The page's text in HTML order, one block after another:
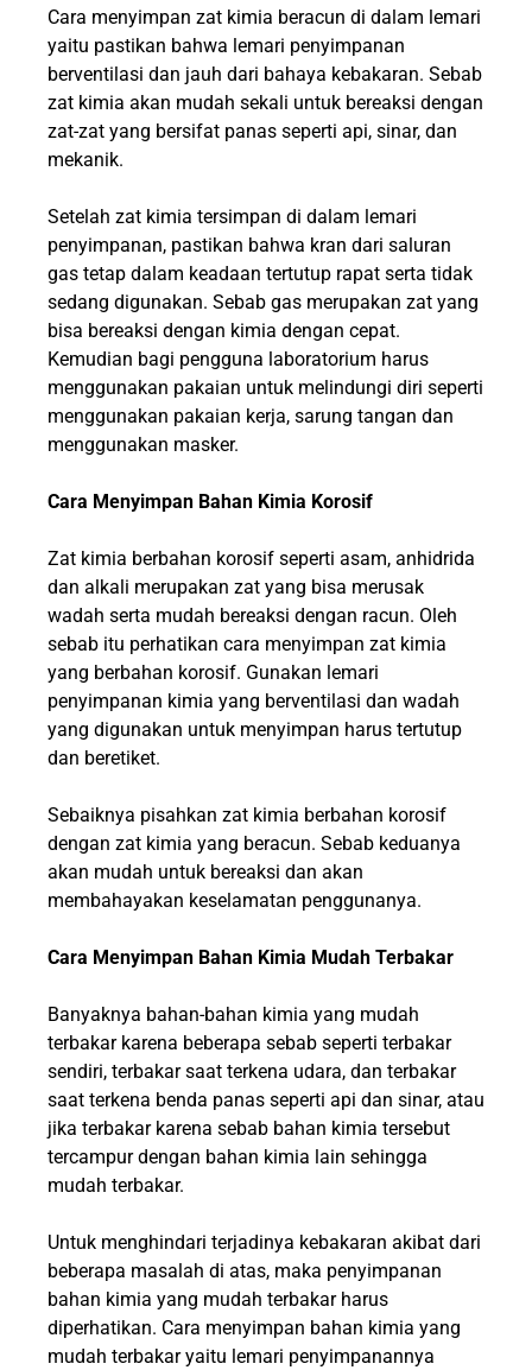
Cara menyimpan zat kimia beracun di dalam lemari
yaitu pastikan bahwa lemari penyimpanan
berventilasi dan jauh dari bahaya kebakaran. Sebab
zat kimia akan mudah sekali untuk bereaksi dengan
zat-zat yang bersifat panas seperti api, sinar, dan
mekanik.
Setelah zat kimia tersimpan di dalam lemari
penyimpanan, pastikan bahwa kran dari saluran
gas tetap dalam keadaan tertutup rapat serta tidak
sedang digunakan. Sebab gas merupakan zat yang
bisa bereaksi dengan kimia dengan cepat.
Kemudian bagi pengguna laboratorium harus
menggunakan pakaian untuk melindungi diri seperti
menggunakan pakaian kerja, sarung tangan dan
menggunakan masker.
Cara Menyimpan Bahan Kimia Korosif
Zat kimia berbahan korosif seperti asam, anhidrida
dan alkali merupakan zat yang bisa merusak
wadah serta mudah bereaksi dengan racun. Oleh
sebab itu perhatikan cara menyimpan zat kimia
yang berbahan korosif. Gunakan lemari
penyimpanan kimia yang berventilasi dan wadah
yang digunakan untuk menyimpan harus tertutup
dan beretiket.
Sebaiknya pisahkan zat kimia berbahan korosif
dengan zat kimia yang beracun. Sebab keduanya
akan mudah untuk bereaksi dan akan
membahayakan keselamatan penggunanya.
Cara Menyimpan Bahan Kimia Mudah Terbakar
Banyaknya bahan-bahan kimia yang mudah
terbakar karena beberapa sebab seperti terbakar
sendiri, terbakar saat terkena udara, dan terbakar
saat terkena benda panas seperti api dan sinar, atau
jika terbakar karena sebab bahan kimia tersebut
tercampur dengan bahan kimia lain sehingga
mudah terbakar.
Untuk menghindari terjadinya kebakaran akibat dari
beberapa masalah di atas, maka penyimpanan
bahan kimia yang mudah terbakar harus
diperhatikan. Cara menyimpan bahan kimia yang
mudah terbakar yaitu lemari penyimpanannya